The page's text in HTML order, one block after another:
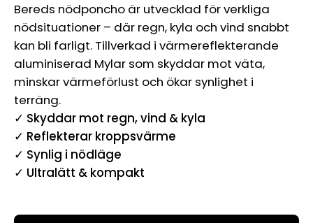
Bereds nödponcho är utvecklad för verkliga
nödsituationer – där regn, kyla och vind snabbt
kan bli farligt. Tillverkad i värmereflekterande
aluminiserad Mylar som skyddar mot väta,
minskar värmeförlust och ökar synlighet i
terräng.
✓ Skyddar mot regn, vind & kyla
✓ Reflekterar kroppsvärme
✓ Synlig i nödläge
✓ Ultralätt & kompakt